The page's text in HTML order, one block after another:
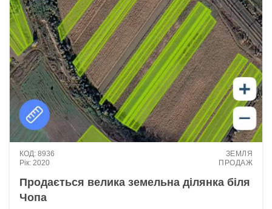
Продається велика земельна ділянка біля
Чопа
2020
8936
ЗЕМЛЯ
ПРОДАЖ